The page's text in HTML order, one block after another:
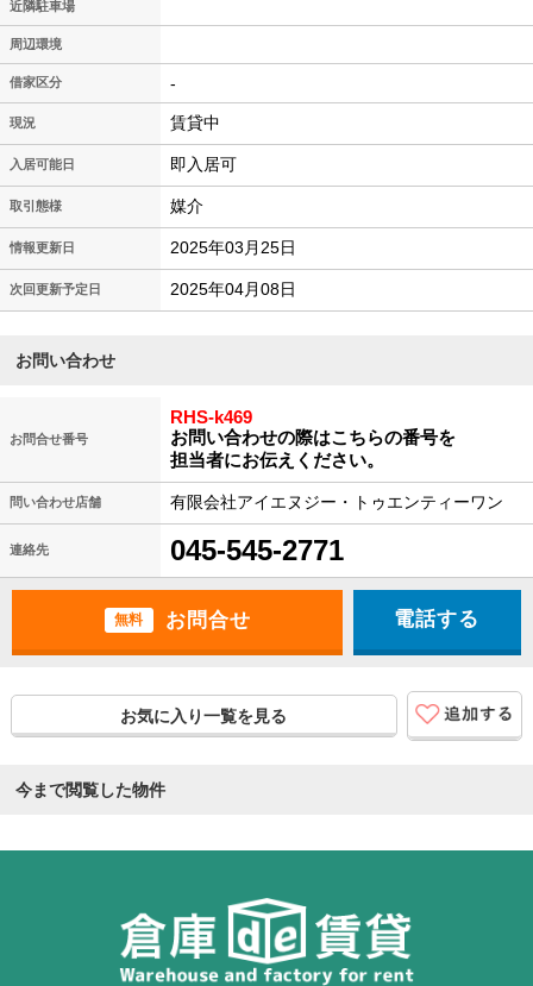
近隣駐車場
周辺環境
借家区分 -
現況 賃貸中
入居可能日 即入居可
取引態様 媒介
情報更新日 2025年03月25日
次回更新予定日 2025年04月08日
お問い合わせ
お問合せ番号
RHS-k469
お問い合わせの際はこちらの番号を
担当者にお伝えください。
問い合わせ店舗 有限会社アイエヌジー・トゥエンティーワン
連絡先 045-545-2771
無料 電話する
お気に入り一覧を見る
今まで閲覧した物件